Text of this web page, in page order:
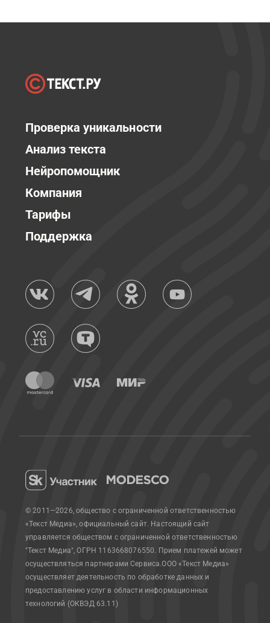
Проверка уникальности
Анализ текста
Нейропомощник
Компания
Тарифы
Поддержка
© 2011—2026, общество с ограниченной ответственностью
«Текст Медиа», официальный сайт. Настоящий сайт
управляется обществом с ограниченной ответственностью
"Текст Медиа", ОГРН 1163668076550. Прием платежей может
осуществляться партнерами Сервиса.ООО «Текст Медиа»
осуществляет деятельность по обработке данных и
предоставлению услуг в области информационных
технологий (ОКВЭД 63.11)